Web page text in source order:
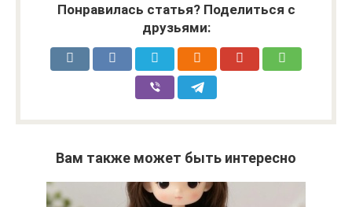
Понравилась статья? Поделиться с
друзьями:
Вам также может быть интересно